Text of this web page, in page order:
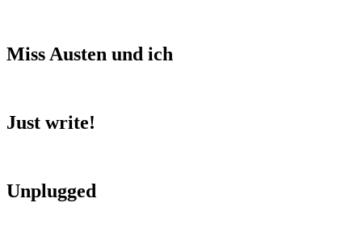
Miss Austen und ich
Just write!
Unplugged